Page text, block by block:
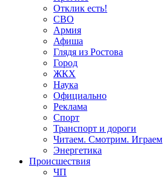
Отклик есть!
СВО
Армия
Афиша
Глядя из Ростова
Город
ЖКХ
Наука
Официально
Реклама
Спорт
Транспорт и дороги
Читаем. Смотрим. Играем
Энергетика
Происшествия
ЧП